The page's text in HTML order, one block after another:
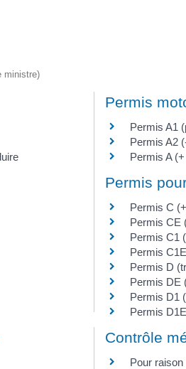
ministre)
Permis
Permis A1
Permis A2
Permis A
Permis
Permis C
Permis CE
Permis C1
Permis
Permis D
Permis DE
Permis D1
Permis
Contrôle
Pour